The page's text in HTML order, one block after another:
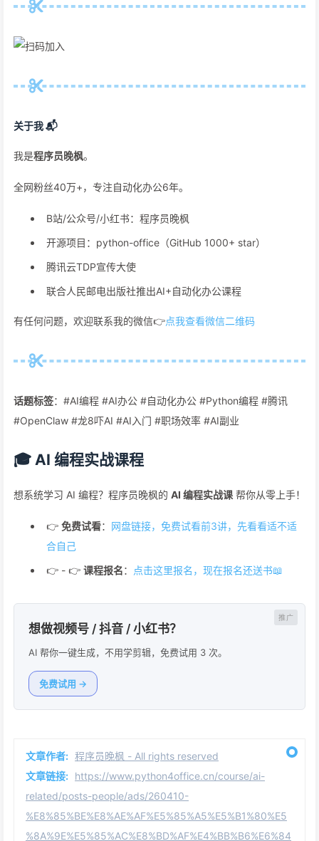
关于我 📬
我是程序员晚枫。
全网粉丝40万+，专注自动化办公6年。
B站/公众号/小红书：程序员晚枫
开源项目：python-office（GitHub 1000+ star）
腾讯云TDP宣传大使
联合人民邮电出版社推出AI+自动化办公课程
有任何问题，欢迎联系我的微信👉点我查看微信二维码
话题标签：#AI编程 #AI办公 #自动化办公 #Python编程 #腾讯
#OpenClaw #龙8吓AI #AI入门 #职场效率 #AI副业
🎓 AI 编程实战课程
想系统学习 AI 编程？程序员晚枫的 AI 编程实战课 帮你从零上手！
👉 免费试看： 网盘链接，免费试看前3讲，先看看适不适
合自己
👉 - 👉 课程报名： 点击这里报名，现在报名还送书📖
想做视频号 / 抖音 / 小红书？
AI 帮你一键生成，不用学剪辑，免费试用 3 次。
免费试用 →
文章作者: 程序员晚枫 - All rights reserved
文章链接: https://www.python4office.cn/course/ai-
related/posts-people/ads/260410-
%E8%85%BE%E8%AE%AF%E5%85%A5%E5%B1%80%E5
%8A%9E%E5%85%AC%E8%BD%AF%E4%BB%B6%E6%84